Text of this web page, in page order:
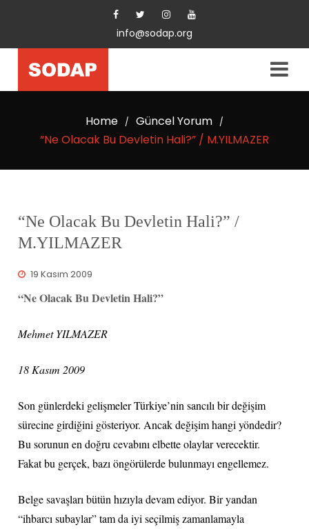
info@sodap.org
Home / Güncel Yorum /
“Ne Olacak Bu Devletin Hali?” / M.YILMAZER
“Ne Olacak Bu Devletin Hali?” /
M.YILMAZER
19 Kasım 2009
“Ne Olacak Bu Devletin Hali?”
Mehmet YILMAZER
18 Kasım 2009
Son günlerdeki gelişmeler Türkiye’nin sancılı bir değişim
sürecine girdiğini gösteriyor. Ancak değişim hangi yöndedir?
Bu sorunun en doğru cevabını elbette olaylar verecektir.
Fakat bu gerçek, bazı öngörülerde bulunmayı engellemez.
Belge savaşları bütün hızıyla devam ediyor. Bir yandan
“ihbarcı subaylar” tam da iyi seçilmiş zamanlamayla